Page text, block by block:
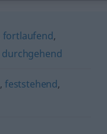
fortlaufend,
durchgehend
, feststehend,